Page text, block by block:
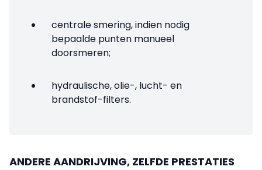
centrale smering, indien nodig
bepaalde punten manueel
doorsmeren;
hydraulische, olie-, lucht- en
brandstof-filters.
ANDERE AANDRIJVING, ZELFDE PRESTATIES